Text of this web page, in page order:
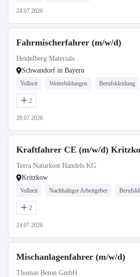
24.07.2026
Fahrmischerfahrer (m/w/d)
Heidelberg Materials
Schwandorf in Bayern
Vollzeit Weiterbildungen Berufskleidung
2
28.07.2026
Kraftfahrer CE (m/w/d)
Terra Naturkost Handels KG
Kritzkow
Vollzeit Nachhaltiger Arbeitgeber
2
24.07.2026
Mischanlagenfahrer (m/w/d)
Thomas Beton GmbH